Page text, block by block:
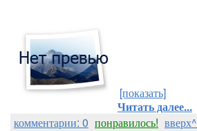
[показать]
Читать далее...
комментарии: 0 понравилось! вверх^